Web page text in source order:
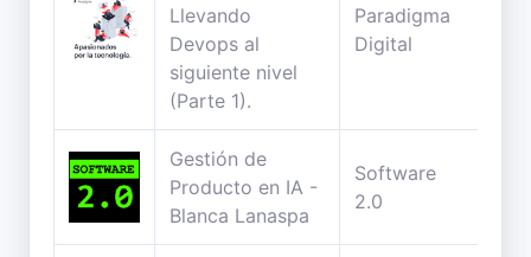
Llevando
Devops al
siguiente nivel
(Parte 1).
Paradigma
Digital
Gestión de
Producto en IA -
Blanca Lanaspa
Software
2.0